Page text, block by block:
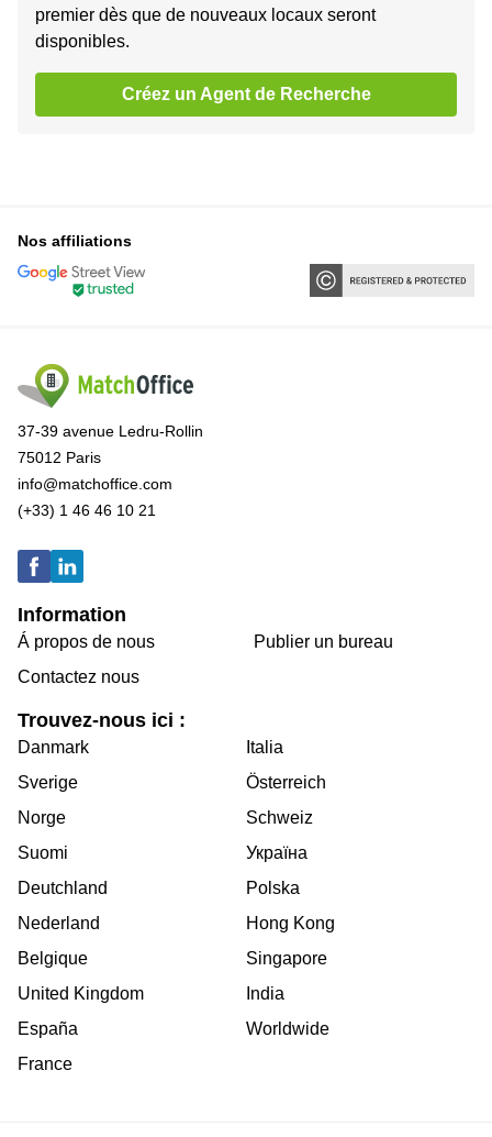
premier dès que de nouveaux locaux seront
disponibles.
Créez un Agent de Recherche
Nos affiliations
37-39 avenue Ledru-Rollin
75012 Paris
info@matchoffice.com
(+33) 1 46 46 10 21
Information
Á propos de nous
Contactez nous
Publier un bureau
Trouvez-nous ici :
Danmark
Sverige
Norge
Suomi
Deutchland
Nederland
Belgique
United Kingdom
España
France
Italia
Österreich
Schweiz
Україна
Polska
Hong Kong
Singapore
India
Worldwide